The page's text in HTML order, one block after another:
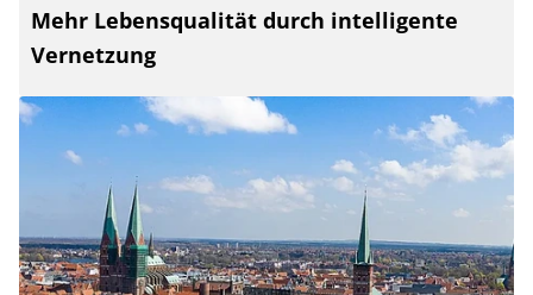
Mehr Lebensqualität durch intelligente
Vernetzung